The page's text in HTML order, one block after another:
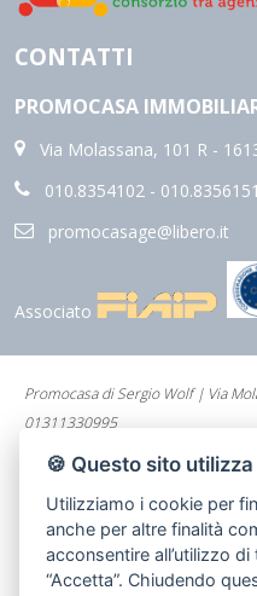
CONTATTI
PROMOCASA
Via Molassana, 101 R -
010.8354102 - 010.8356151
promocasage@libero.it
Associato
Promocasa di Sergio Wolf | Via
01311330995
Gestisci
🍪 Questo sito
Utilizziamo i cookie per
anche per altre finalità
acconsentire all’utilizzo
“Accetta”. Chiudendo